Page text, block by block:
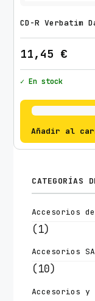
CD-R Verbatim
11,45 €
✓ En stock
Añadir al
CATEGORÍAS
Accesorios
(1)
Accesorios
(10)
Accesorios